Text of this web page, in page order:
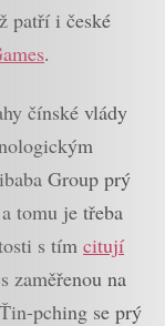
patří i české
.
čínské vlády
Group prý
tomu je třeba
s tím citují
zaměřenou na
pching se prý